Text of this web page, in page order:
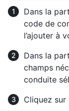
Dans la
code de
l’ajouter à
Dans la
champs
conduite
Cliquez sur